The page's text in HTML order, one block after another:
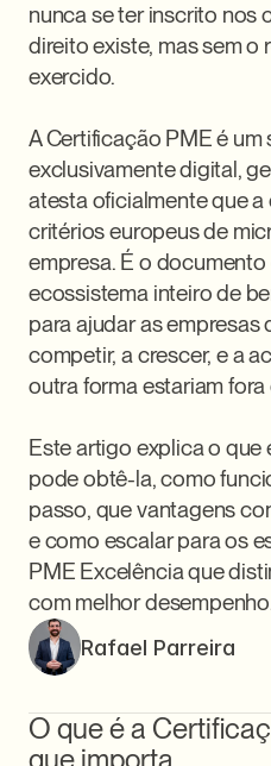
nunca se ter inscrito nos
direito existe, mas sem o
exercido.
A Certificação PME é
exclusivamente digital,
atesta oficialmente que
critérios europeus de
empresa. É o
ecossistema inteiro de
para ajudar as empresas
competir, a crescer, e a
outra forma estariam
Este artigo explica o que
pode obtê-la, como
passo, que vantagens
e como escalar para os
PME Excelência que
com melhor
Rafael Parreira
O que é a